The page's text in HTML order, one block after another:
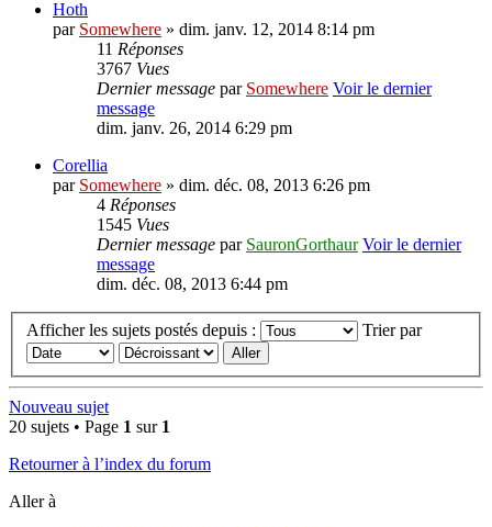
Hoth
par Somewhere » dim. janv. 12, 2014 8:14 pm
11 Réponses
3767 Vues
Dernier message par Somewhere Voir le dernier
message
dim. janv. 26, 2014 6:29 pm
Corellia
par Somewhere » dim. déc. 08, 2013 6:26 pm
4 Réponses
1545 Vues
Dernier message par SauronGorthaur Voir le dernier
message
dim. déc. 08, 2013 6:44 pm
Afficher les sujets postés depuis : Trier par
Nouveau sujet
20 sujets • Page 1 sur 1
Retourner à l’index du forum
Aller à